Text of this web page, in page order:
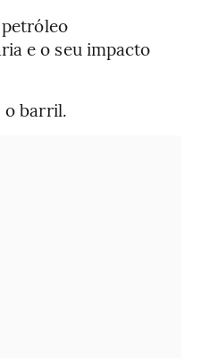
e o seu impacto
o barril.